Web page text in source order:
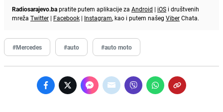
Radiosarajevo.bapratite putem aplikacije za Android | iOS i društvenih
mreža Twitter | Facebook | Instagram, kao i putem našeg ViberChata.
#Mercedes #auto #auto moto